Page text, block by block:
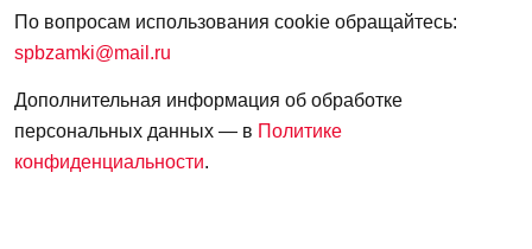
По вопросам использования cookie обращайтесь:
spbzamki@mail.ru
Дополнительная информация об обработке
персональных данных — в Политике
конфиденциальности.